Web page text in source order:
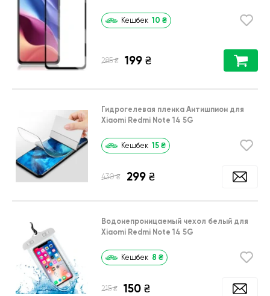
Кешбек 10 ₴
285 ₴ 199 ₴
Гидрогелевая пленка Антишпион для
Xiaomi Redmi Note 14 5G
Кешбек 15 ₴
430 ₴ 299 ₴
Водонепроницаемый чехол белый для
Xiaomi Redmi Note 14 5G
Кешбек 8 ₴
215 ₴ 150 ₴